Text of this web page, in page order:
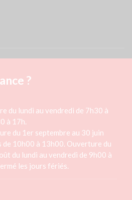
?
du lundi au vendredi de 7h30 à
à 17h.
du 1er septembre au 30 juin
de 10h00 à 13h00. Ouverture du
du lundi au vendredi de 9h00 à
les jours fériés.